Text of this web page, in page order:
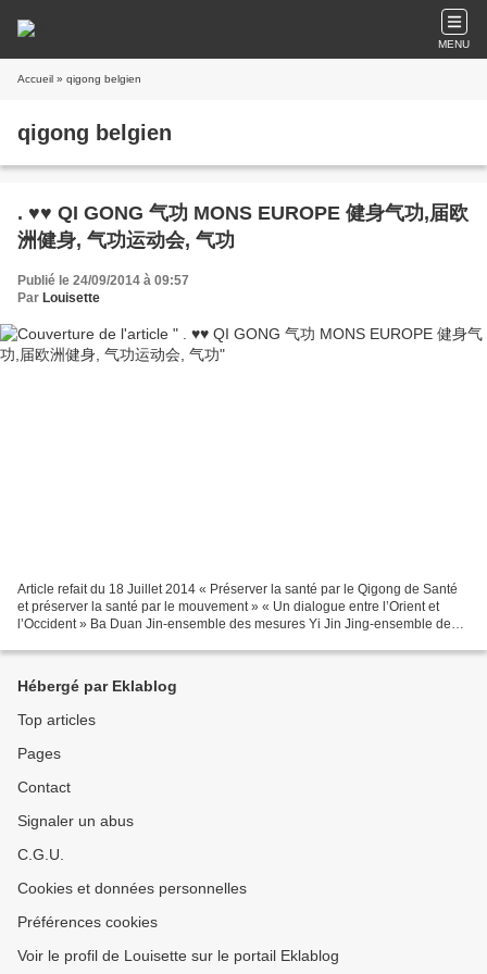
MENU
Accueil » qigong belgien
qigong belgien
. ♥♥ QI GONG 气功 MONS EUROPE 健身气功,届欧
洲健身, 气功运动会, 气功
Publié le 24/09/2014 à 09:57
Par Louisette
Article refait du 18 Juillet 2014 « Préserver la santé par le Qigong de Santé
et préserver la santé par le mouvement » « Un dialogue entre l’Orient et
l’Occident » Ba Duan Jin-ensemble des mesures Yi Jin Jing-ensemble des
Hébergé par Eklablog
Top articles
Pages
Contact
Signaler un abus
C.G.U.
Cookies et données personnelles
Préférences cookies
Voir le profil de Louisette sur le portail Eklablog